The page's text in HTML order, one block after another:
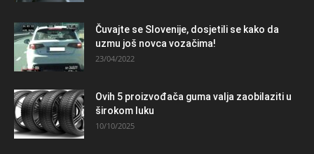
Čuvajte se Slovenije, dosjetili se kako da
uzmu još novca vozačima!
23/04/2022
Ovih 5 proizvođača guma valja zaobilaziti u
širokom luku
10/10/2025